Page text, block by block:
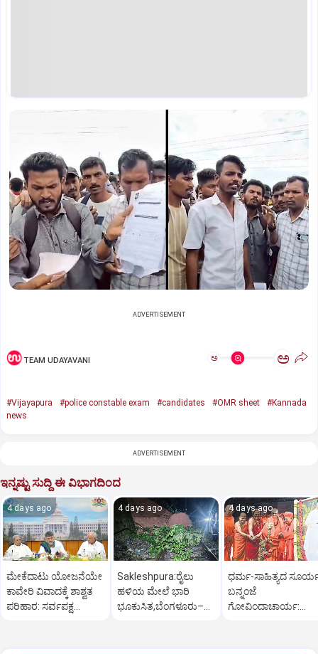
ADVERTISEMENT
TEAM UDAYAVANI ಅ ಅ
#Vijayapura #police constable exam #candidates #OMR sheet
#Kannada
news
ADVERTISEMENT
ಇನ್ನಷ್ಟು ಸುದ್ದಿ ಈ ವಿಭಾಗದಿಂದ
4 days ago
ಮೇಕೆದಾಟು ಯೋಜನೆಯೇ
ಕಾವೇರಿ ವಿವಾದಕ್ಕೆ ಶಾಶ್ವತ
ಪರಿಹಾರ: ಸರ್ವಪಕ್ಷ
4 days ago
Sakleshpura:ರೈಲು
ಹಳಿಯ ಮೇಲೆ ಭಾರಿ
ಭೂಕುಸಿತ,ಬೆಂಗಳೂರು–
4 days ago
ಧರ್ಮ-ಸಾಹಿತ್ಯದ
ಬನ್ನಂಜೆ
ಗೋವಿಂದಾಚಾರ್ಯ: